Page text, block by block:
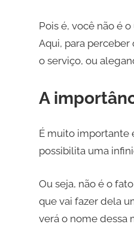
Pois é, você não é
Aqui, para
o serviço, ou
A
É muito importante
possibilita uma
Ou seja, não é o
que vai fazer dela
verá o nome dessa